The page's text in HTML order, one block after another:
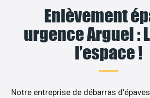
Enlèvement
urgence Arguel :
l’espace !
Notre entreprise de débarras